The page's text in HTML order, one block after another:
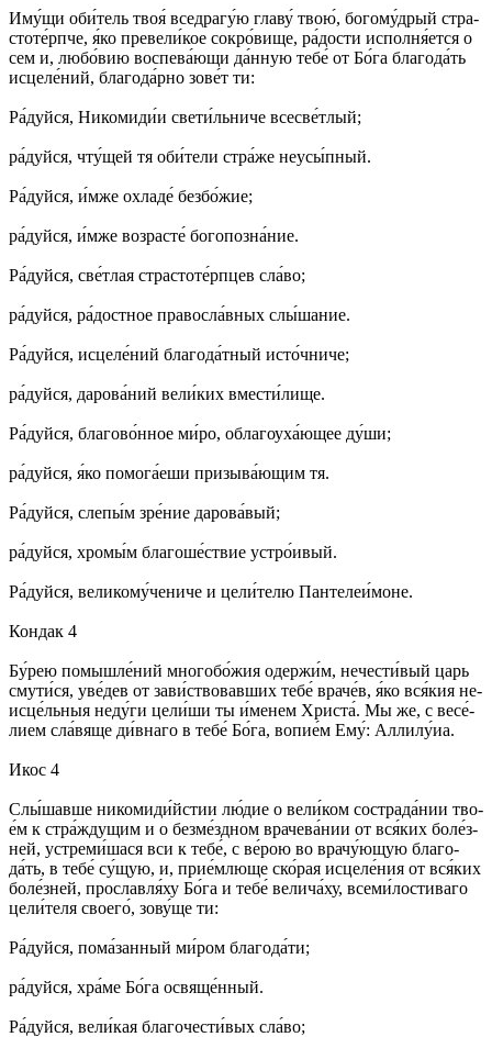
Иму́­щи оби́­тель твоя́ все­дра­гу́ю гла­ву́ твою́, бо­го­му́дрый стра­
сто­те́рп­че, я́ко пре­ве­ли́­кое со­кро́­ви­ще, ра́­дос­ти ис­пол­ня́­ет­ся о
сем и, лю­бо́­вию вос­пе­ва́ющи да́н­ную те­бе́ от Бо́­га бла­го­да́ть
ис­це­ле́­ний, бла­го­да́р­но зо­ве́т ти:
Ра́­дуй­ся, Ни­ко­ми­ди́и све­ти́ль­ни­че все­све́т­лый;
ра́­дуй­ся, чту́­щей тя оби́­те­ли стра́­же не­усы́п­ный.
Ра́­дуй­ся, и́м­же охла­де́ без­бо́­жие;
ра́­дуй­ся, и́м­же воз­рас­те́ бо­го­позна́ние.
Ра́­дуй­ся, све́т­лая стра­сто­те́рп­цев сла́­во;
ра́­дуй­ся, ра́­дост­ное пра­во­сла́в­ных слы́­ша­ние.
Ра́­дуй­ся, ис­це­ле́­ний бла­го­да́т­ный ис­то́ч­ни­че;
ра́­дуй­ся, да­ро­ва́­ний ве­ли́­ких вмес­ти́­ли­ще.
Ра́­дуй­ся, бла­го­во́н­ное ми́­ро, обла­го­уха́ю­щее ду́­ши;
ра́­дуй­ся, я́ко по­мо­га́е­ши при­зы­ва́­ющим тя.
Ра́­дуй­ся, сле­пы́м зре́­ние да­ро­ва́­вый;
ра́­дуй­ся, хро­мы́м бла­го­ше́ст­вие устро́­ивый.
Ра́­дуй­ся, ве­ли­ко­му́­че­ни­че и це­ли́­те­лю Пан­те­леи́­мо­не.
Кондак 4
Бу́­рею по­мыш­ле́­ний мно­го­бо́­жия одер­жи́м, не­чес­ти́­вый царь
сму­ти́­ся, уве́­дев от за­ви́ст­во­вав­ших те­бе́ вра­че́в, я́ко вся́­кия не­
ис­це́ль­ныя не­ду́­ги це­ли́­ши ты и́ме­нем Хри­ста́. Мы же, с ве­се́­
ли­ем сла́­вя­ще ди́в­на­го в те­бе́ Бо́­га, во­пи­е́м Ему́: Алли­лу́иа.
Икос 4
Слы́­шав­ше ни­ко­ми­ди́й­стии лю́­дие о ве­ли́­ком со­стра­да́­нии тво­
е́м к стра́­жду­щим и о без­ме́зд­ном вра­че­ва́­нии от вся́­ких бо­ле́з­
ней, устре­ми́­ша­ся вси к те­бе́, с ве́­рою во вра­чу́ю­щую бла­го­
да́ть, в те­бе́ су́­щую, и, при­е́м­лю­ще ско́­рая ис­це­ле́­ния от вся́­ких
бо­ле́з­ней, про­сла­вля́­ху Бо́­га и те­бе́ ве­ли­ча́­ху, все­ми́­ло­сти­ва­го
це­ли́­те­ля сво­его́, зо­ву́­ще ти:
Ра́­дуй­ся, по­ма́­зан­ный ми́­ром бла­го­да́­ти;
ра́­дуй­ся, хра́­ме Бо́­га освя­ще́н­ный.
Ра́­дуй­ся, ве­ли́­кая бла­го­чес­ти́­вых сла́­во;